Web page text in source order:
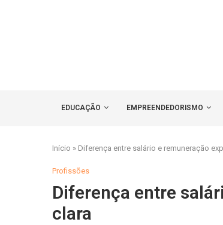
EDUCAÇÃO EMPREENDEDORISMO
Início » Diferença entre salário e remuneração
Profissões
Diferença entre
clara